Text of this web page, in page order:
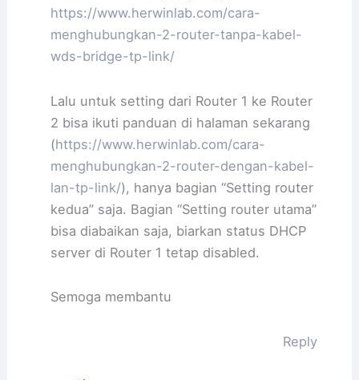
https://www.herwinlab.com/cara-
menghubungkan-2-router-tanpa-kabel-
wds-bridge-tp-link/
Lalu untuk setting dari Router 1 ke Router
2 bisa ikuti panduan di halaman sekarang
(https://www.herwinlab.com/cara-
menghubungkan-2-router-dengan-kabel-
lan-tp-link/), hanya bagian “Setting router
kedua” saja. Bagian “Setting router utama”
bisa diabaikan saja, biarkan status DHCP
server di Router 1 tetap disabled.
Semoga membantu
Reply